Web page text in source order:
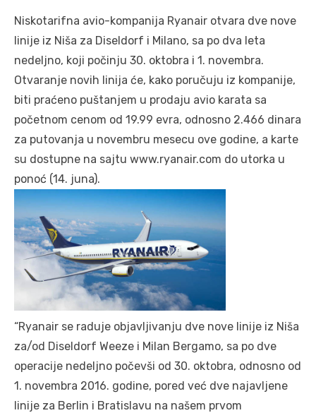
Niskotarifna avio-kompanija Ryanair otvara dve nove
linije iz Niša za Diseldorf i Milano, sa po dva leta
nedeljno, koji počinju 30. oktobra i 1. novembra.
Otvaranje novih linija će, kako poručuju iz kompanije,
biti praćeno puštanjem u prodaju avio karata sa
početnom cenom od 19.99 evra, odnosno 2.466 dinara
za putovanja u novembru mesecu ove godine, a karte
su dostupne na sajtu www.ryanair.com do utorka u
ponoć (14. juna).
“Ryanair se raduje objavljivanju dve nove linije iz Niša
za/od Diseldorf Weeze i Milan Bergamo, sa po dve
operacije nedeljno počevši od 30. oktobra, odnosno od
1. novembra 2016. godine, pored već dve najavljene
linije za Berlin i Bratislavu na našem prvom